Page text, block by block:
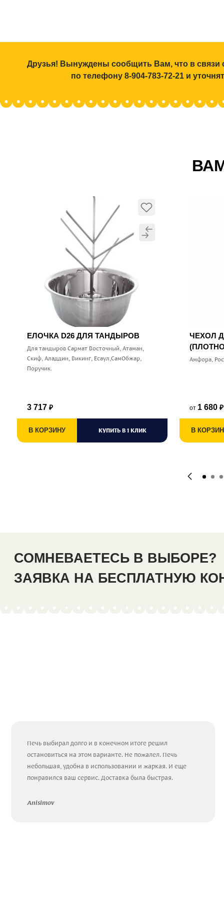
Друзья! Вынуждены сообщить Вам, что в связи
по телефону 8-904-783-72-21 и
ЕЛОЧКА D26 ДЛЯ ТАНДЫРОВ
Для тандыров Сармат Восточный, Атаман,
Скиф, Аладдин, Викинг, Есаул,СамОбжар,
Поручик.
3 717 ₽
В КОРЗИНУ КУПИТЬ В 1 КЛИК
ЧЕХОЛ
Амфора,
от 1 680 ₽
В
СОМНЕВАЕТЕСЬ В ВЫБОРЕ?
ЗАЯВКА НА БЕСПЛАТНУЮ
Печь выбирал долго и в конечном итоге решил
остановиться на этом варианте. Не пожалел. Печь
небольшая, удобна в использовании и жаркая. И еще
понравился ваш сервис. Доставка была быстрая.
Anisimov